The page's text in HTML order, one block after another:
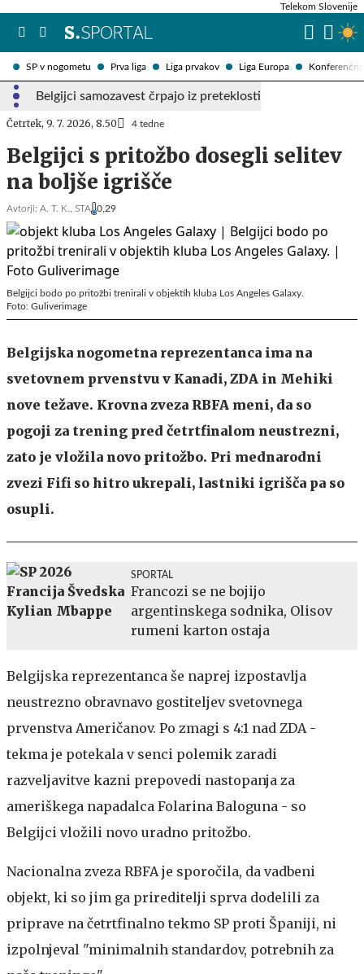
SP v nogometu Prva liga Liga prvakov Liga Europa
Belgijci samozavest črpajo iz preteklosti
Telekom Slovenije
Četrtek, 9. 7. 2026, 8.50 4 tedne
Belgijci s pritožbo dosegli selitev
na boljše igrišče
Avtorji: A. T. K., STA 0,29
Belgijci bodo po pritožbi trenirali v objektih kluba Los Angeles Galaxy.
Foto: Guliverimage
Belgijska nogometna reprezentanca ima na
svetovnem prvenstvu v Kanadi, ZDA in Mehiki
nove težave. Krovna zveza RBFA meni, da so
pogoji za trening pred četrtfinalom neustrezni,
zato je vložila novo pritožbo. Pri mednarodni
zvezi Fifi so hitro ukrepali, lastniki igrišča pa so
osupli.
SPORTAL
Francozi se ne bojijo
argentinskega sodnika, Olisov
rumeni karton ostaja
Belgijska reprezentanca še naprej izpostavlja
neustrezno obravnavo gostiteljev svetovnega
prvenstva Američanov. Po zmagi s 4:1 nad ZDA -
tekma je potekala v senci polemik zaradi
razveljavitve kazni prepovedi nastopanja za
ameriškega napadalca Folarina Baloguna - so
Belgijci vložili novo uradno pritožbo.
Nacionalna zveza RBFA je sporočila, da vadbeni
objekt, ki so jim ga prireditelji sprva dodelili za
priprave na četrtfinalno tekmo SP proti Španiji, ni
izpolnjeval "minimalnih standardov, potrebnih za